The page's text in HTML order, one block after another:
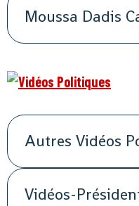
Moussa Dadis
Autres Vidéos
Vidéos-